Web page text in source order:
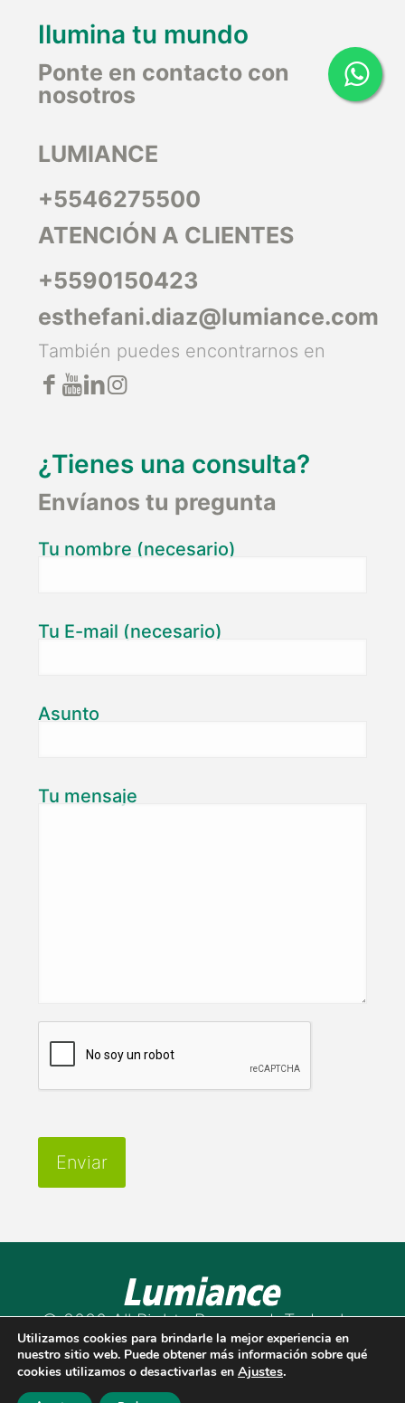
Ilumina tu mundo
Ponte en contacto con
nosotros
LUMIANCE
+5546275500
ATENCIÓN A CLIENTES
+5590150423
esthefani.diaz@lumiance.com
También puedes encontrarnos en
¿Tienes una consulta?
Envíanos tu pregunta
Tu nombre (necesario)
Tu E-mail (necesario)
Asunto
Tu mensaje
© 2020 All Rights Reserved. Todos los
derechos reservados
Diseño pormarketingads.co.
Utilizamos cookies para brindarle la mejor experiencia en
nuestro sitio web. Puede obtener más información sobre qué
cookies utilizamos o desactivarlas en Ajustes.